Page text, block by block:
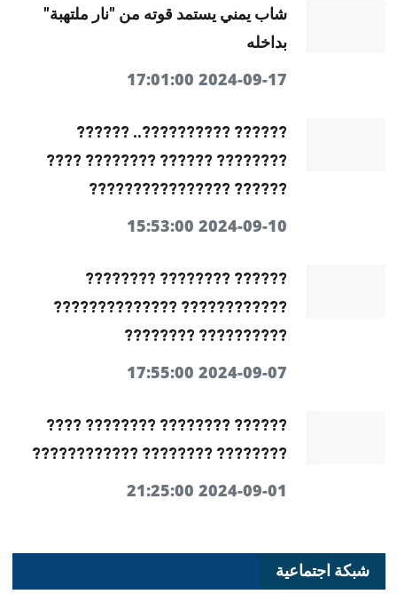
شاب يمني يستمد قوته من "نار ملتهبة"
بداخله
2024-09-17 17:01:00
?????? ??????????.. ??????
???????? ?????? ???????? ????
?????? ????????????????
2024-09-10 15:53:00
?????? ???????? ????????
???????????? ??????????????
?????????? ????????
2024-09-07 17:55:00
?????? ???????? ???????? ????
???????? ???????? ????????????
2024-09-01 21:25:00
شبكة اجتماعية